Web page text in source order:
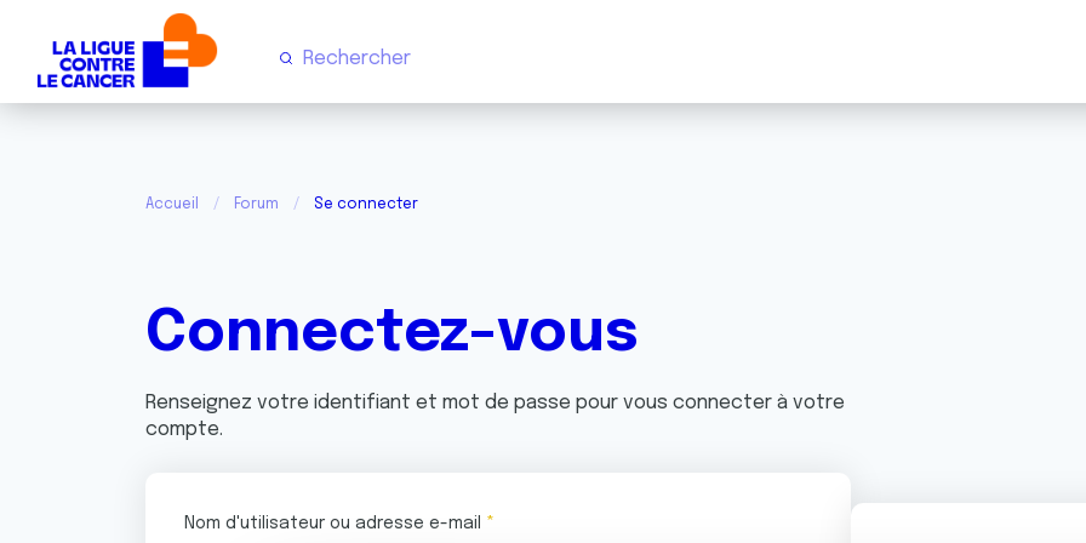
Accueil Forum Se connecter
Connectez-vous
Renseignez votre identifiant et mot de passe pour vous connecter à votre
compte.
Nom d'utilisateur ou adresse e-mail